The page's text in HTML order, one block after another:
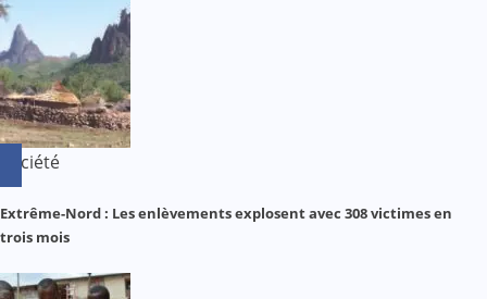
Société
Extrême-Nord : Les enlèvements explosent avec 308 victimes en
trois mois